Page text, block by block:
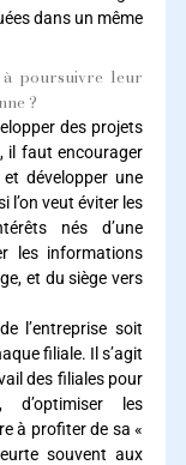
dans un même
à poursuivre leur
?
des projets
il faut encourager
développer une
l’on veut éviter les
nés d’une
les informations
et du siège vers
l’entreprise soit
filiale. Il s’agit
des filiales pour
d’optimiser les
à profiter de sa «
souvent aux